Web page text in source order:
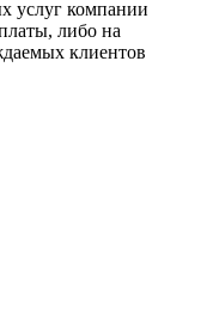
услуг компании
либо на
клиентов